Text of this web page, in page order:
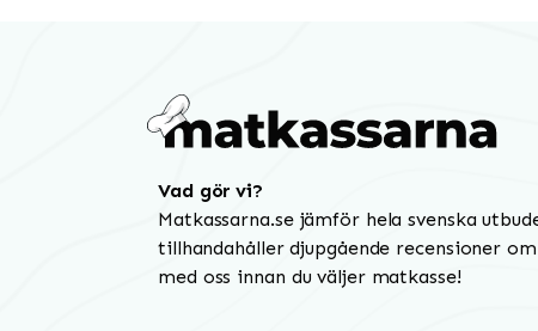
Vad gör vi?
Matkassarna.se jämför hela svenska
tillhandahåller djupgående recensioner
med oss innan du väljer matkasse!